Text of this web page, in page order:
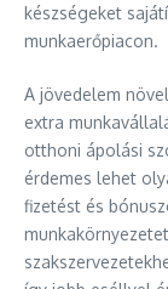
készségeket
munkaerőpiacon.
A jövedelem
extra
otthoni ápolási
érdemes lehet
fizetést és